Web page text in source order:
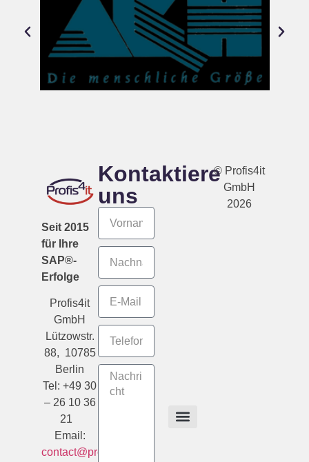
Seit 2015
für Ihre
SAP®-
Erfolge
Profis4it
GmbH
Lützowstr.
88, 10785
Berlin
Tel: +49 30
– 26 10 36
21
Email:
contact@profis4it.de
Kontaktiere
uns
© Profis4it
GmbH
2026